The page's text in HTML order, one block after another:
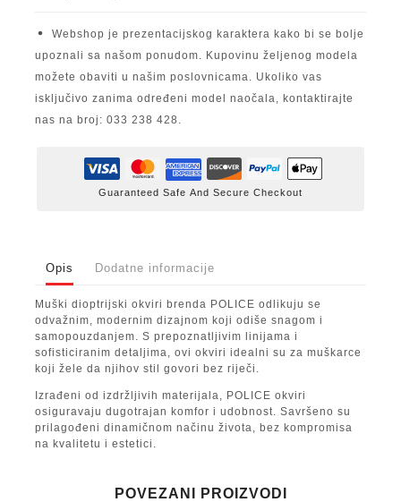
Webshop je prezentacijskog karaktera kako bi se bolje
upoznali sa našom ponudom. Kupovinu željenog modela
možete obaviti u našim poslovnicama. Ukoliko vas
isključivo zanima određeni model naočala, kontaktirajte
nas na broj: 033 238 428.
Guaranteed Safe And Secure Checkout
Opis Dodatne informacije
Muški dioptrijski okviri brenda POLICE odlikuju se
odvažnim, modernim dizajnom koji odiše snagom i
samopouzdanjem. S prepoznatljivim linijama i
sofisticiranim detaljima, ovi okviri idealni su za muškarce
koji žele da njihov stil govori bez riječi.
Izrađeni od izdržljivih materijala, POLICE okviri
osiguravaju dugotrajan komfor i udobnost. Savršeno su
prilagođeni dinamičnom načinu života, bez kompromisa
na kvalitetu i estetici.
POVEZANI PROIZVODI